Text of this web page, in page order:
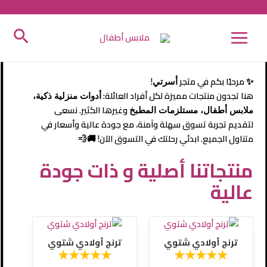
المحتوى
MENU
منتجاتنا أصلية و ذات جودة
عالية
✨ مرحبًا بكم في متجر أسرتي!
هنا تجدون منتجات مميزة لكل أفراد العائلة: أدوات منزلية ذكية،
ملابس أطفال، مستلزمات المطبخ وغيرها الكثير. نسعى
لتقديم تجربة تسوق سهلة وآمنة، مع جودة عالية وأسعار في
متناول الجميع. ابدئي رحلتك في التسوق الآن! 🚚💨
منتجاتنا أصلية و ذات جودة
عالية
ترنج أولادي شتوي
السعر
الأصلي
هو:
350,00 EGP.
ترنج أولادي شتوي
السعر
الأصلي
هو:
390,00 EGP.